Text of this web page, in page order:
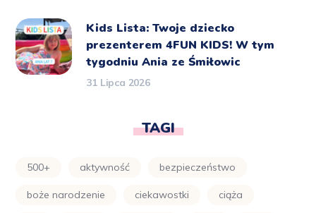
Kids Lista: Twoje dziecko
prezenterem 4FUN KIDS! W tym
tygodniu Ania ze Śmiłowic
31 Lipca 2026
TAGI
500+ aktywność bezpieczeństwo
boże narodzenie ciekawostki ciąża